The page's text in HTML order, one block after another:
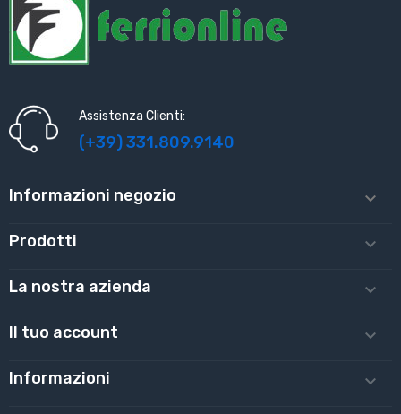
Assistenza Clienti:
(+39) 331.809.9140
Informazioni negozio 
Prodotti 
La nostra azienda 
Il tuo account 
Informazioni 